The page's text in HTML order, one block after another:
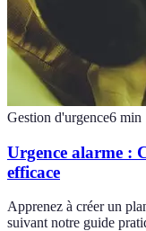
Gestion d'urgence6 min
Urgence alarme :
efficace
Apprenez à créer un
suivant notre guide